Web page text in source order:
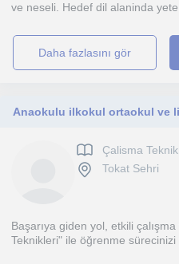
ve neseli. Hedef dil alaninda
daha fazlasını gör
Çalisma
Tokat Sehri
Başarıya giden yol, etkili
Teknikleri" ile öğrenme sürecinizi